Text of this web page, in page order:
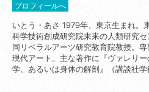
いとう・あさ 1979年、東京生まれ。
科学技術創成研究院未来の人類研究セ
同リベラルアーツ研究教育院教授。専
現代アート。主な著作に『ヴァレリ
学、あるいは身体の解剖』（講談社
プロフィールへ